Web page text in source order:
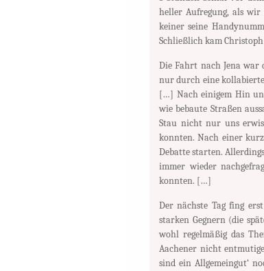
heller Aufregung, als
keiner seine
Schließlich kam
Die Fahrt nach Jena war
nur durch eine
[…] Nach einigem Hin
wie bebaute Straßen
Stau nicht nur uns
konnten. Nach einer
Debatte starten.
immer wieder
konnten. […]
Der nächste Tag fing
starken Gegnern (die
wohl regelmäßig das
Aachener nicht
sind ein Allgemeingut‘